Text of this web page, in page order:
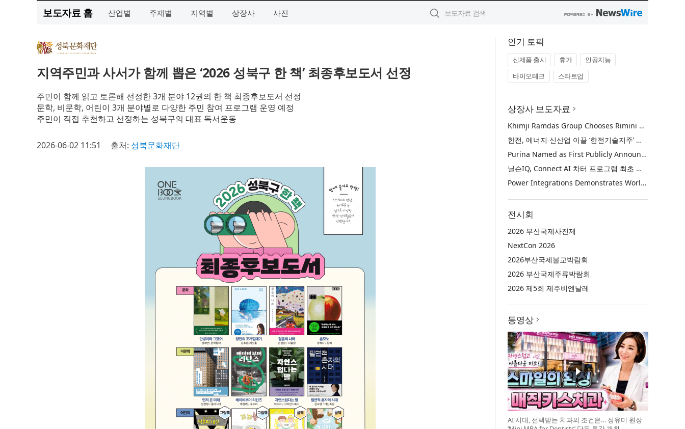
보도자료 홈 산업별 주제별 지역별 상장사 사진
지역주민과 사서가 함께 뽑은 ‘2026 성북구 한 책’ 최종후보도서 선정
주민이 함께 읽고 토론해 선정한 3개 분야 12권의 한 책 최종후보도서 선정
문학, 비문학, 어린이 3개 분야별로 다양한 주민 참여 프로그램 운영 예정
주민이 직접 추천하고 선정하는 성북구의 대표 독서운동
2026-06-02 11:51 출처: 성북문화재단
인기 토픽
신제품 출시 휴가
인공지능
바이오테크
스타트업
상장사 보도자료
Khimji Ramdas Group Chooses Rimini Street to Reduce SAP Support Costs, Protect 700+ Customizations and Reinvest Savings in Innovation
한전, 에너지 신산업 이끌 ‘한전기술지주’ 공식 출범
Purina Named as First Publicly Announced NIQ ConnectAI Charter Client
닐슨IQ, Connect AI 차터 프로그램 최초 고객사 ‘퓨리나’ 선정
Power Integrations Demonstrates World’s First 2200 V GaN Technology for Next-Era High-Voltage Power Systems
전시회
2026 부산국제사진제
NextCon 2026
2026부산국제불교박람회
2026 부산국제주류박람회
2026 제5회 제주비엔날레
동영상
AI 시대, 선택받는 치과의 조건은… 정유미 원장